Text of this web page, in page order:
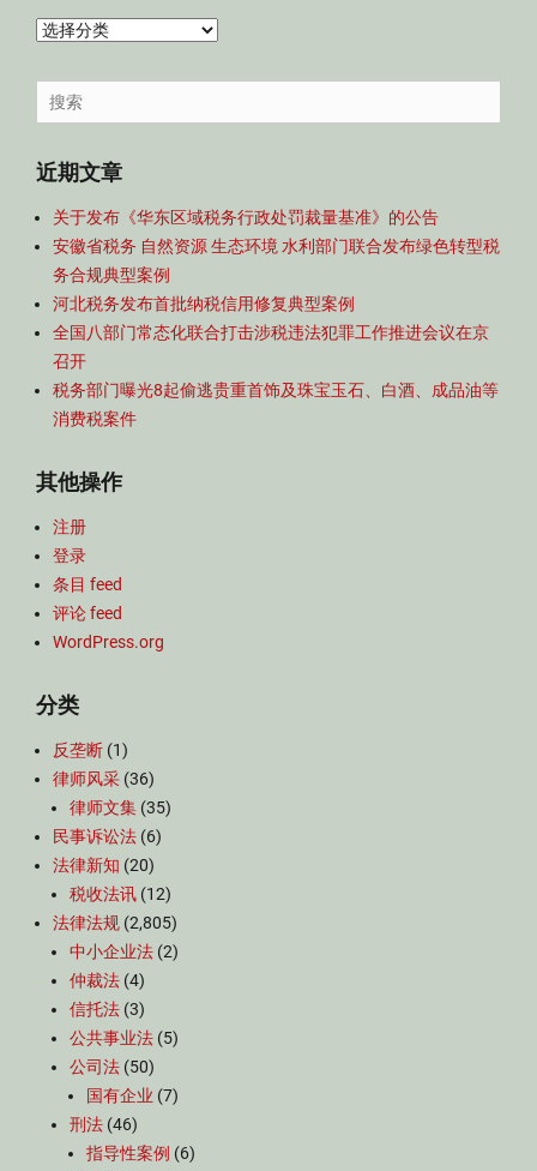
内
导
航
Search
for:
近期文章
关于发布《华东区域税务行政处罚裁量基准》的公告
安徽省税务 自然资源 生态环境 水利部门联合发布绿色转型税
务合规典型案例
河北税务发布首批纳税信用修复典型案例
全国八部门常态化联合打击涉税违法犯罪工作推进会议在京
召开
税务部门曝光8起偷逃贵重首饰及珠宝玉石、白酒、成品油等
消费税案件
其他操作
注册
登录
条目 feed
评论 feed
WordPress.org
分类
反垄断 (1)
律师风采 (36)
律师文集 (35)
民事诉讼法 (6)
法律新知 (20)
税收法讯 (12)
法律法规 (2,805)
中小企业法 (2)
仲裁法 (4)
信托法 (3)
公共事业法 (5)
公司法 (50)
国有企业 (7)
刑法 (46)
指导性案例 (6)